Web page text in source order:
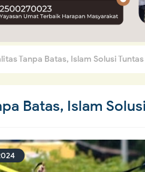
Tanpa Batas, Islam Solusi Tuntas
Batas, Islam